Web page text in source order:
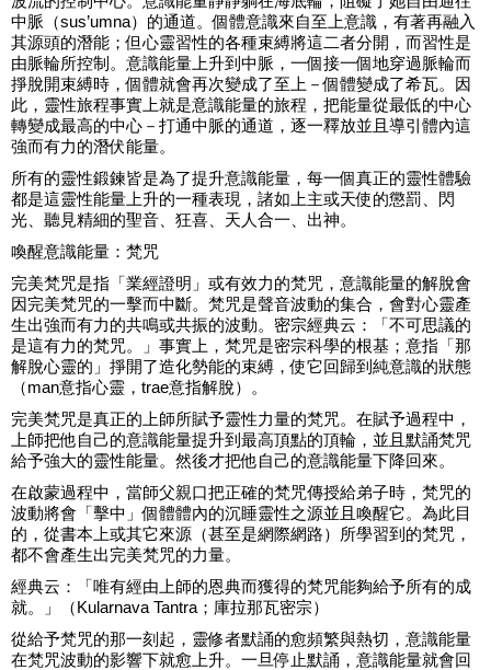
中脈（sus’umna）的通道。個體意識來自至上意識，有著再融入
其源頭的潛能；但心靈習性的各種束縛將這二者分開，而習性是
由脈輪所控制。意識能量上升到中脈，一個接一個地穿過脈輪而
掙脫開束縛時，個體就會再次變成了至上－個體變成了希瓦。因
此，靈性旅程事實上就是意識能量的旅程，把能量從最低的中心
轉變成最高的中心－打通中脈的通道，逐一釋放並且導引體內這
強而有力的潛伏能量。
所有的靈性鍛鍊皆是為了提升意識能量，每一個真正的靈性體驗
都是這靈性能量上升的一種表現，諸如上主或天使的懲罰、閃
光、聽見精細的聖音、狂喜、天人合一、出神。
喚醒意識能量：梵咒
完美梵咒是指「業經證明」或有效力的梵咒，意識能量的解脫會
因完美梵咒的一擊而中斷。梵咒是聲音波動的集合，會對心靈產
生出強而有力的共鳴或共振的波動。密宗經典云：「不可思議的
是這有力的梵咒。」事實上，梵咒是密宗科學的根基；意指「那
解脫心靈的」掙開了造化勢能的束縛，使它回歸到純意識的狀態
（man意指心靈，trae意指解脫）。
完美梵咒是真正的上師所賦予靈性力量的梵咒。在賦予過程中，
上師把他自己的意識能量提升到最高頂點的頂輪，並且默誦梵咒
給予強大的靈性能量。然後才把他自己的意識能量下降回來。
在啟蒙過程中，當師父親口把正確的梵咒傳授給弟子時，梵咒的
波動將會「擊中」個體體內的沉睡靈性之源並且喚醒它。為此目
的，從書本上或其它來源（甚至是網際網路）所學習到的梵咒，
都不會產生出完美梵咒的力量。
經典云：「唯有經由上師的恩典而獲得的梵咒能夠給予所有的成
就。」（Kularnava Tantra；庫拉那瓦密宗）
從給予梵咒的那一刻起，靈修者默誦的愈頻繁與熱切，意識能量
在梵咒波動的影響下就愈上升。一旦停止默誦，意識能量就會回